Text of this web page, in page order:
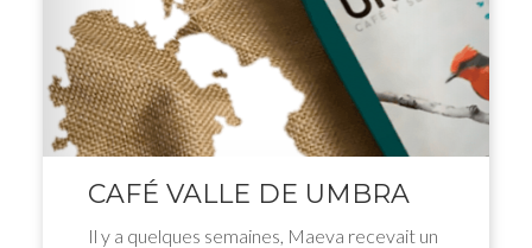
CAFÉ VALLE DE UMBRA
Il y a quelques semaines, Maeva recevait un